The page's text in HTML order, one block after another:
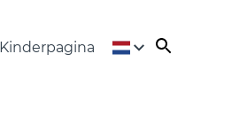
Kinderpagina